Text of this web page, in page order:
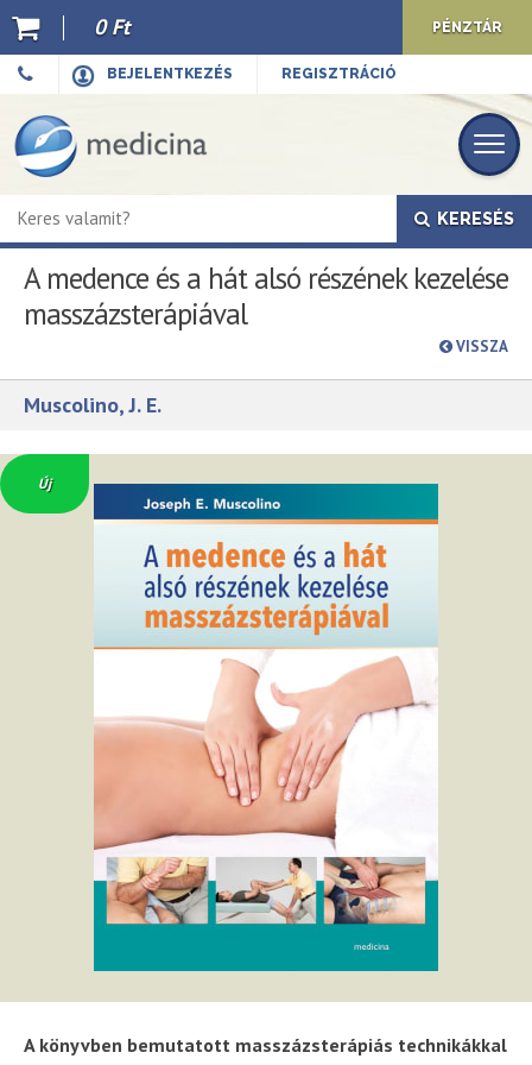
BEJELENTKEZÉS REGISZTRÁCIÓ
0 Ft PÉNZTÁR
KERESÉS
A medence és a hát alsó részének kezelése
masszázsterápiával
Muscolino, J. E.
VISSZA
Új
A könyvben bemutatott masszázsterápiás technikákkal
Ajánló
Kiadványaink
E-book
Újdonságok
Akciók
Előkészületben
Hírek
Cégünkről